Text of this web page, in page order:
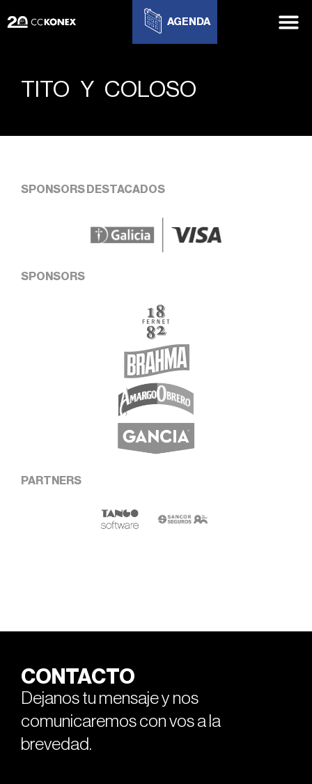
AGENDA
TITO Y COLOSO
SPONSORS DESTACADOS
SPONSORS
PARTNERS
CONTACTO
Dejanos tu mensaje y nos
comunicaremos con vos a la
brevedad.